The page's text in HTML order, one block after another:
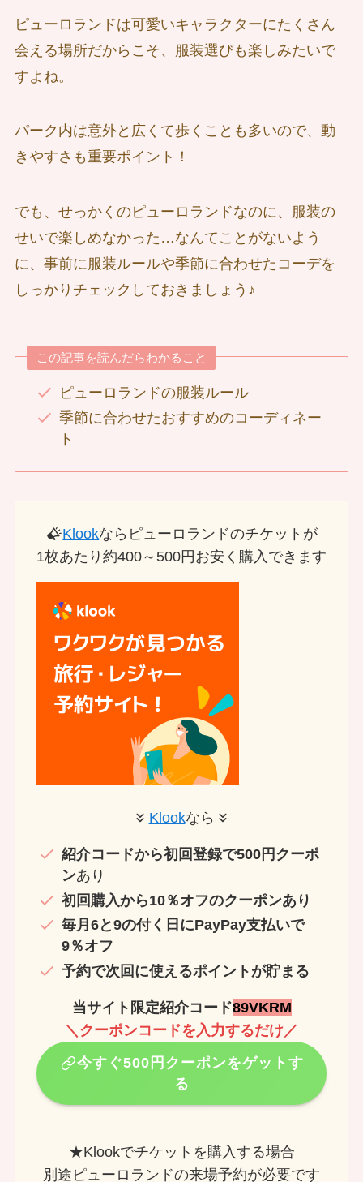
ピューロランドは可愛いキャラクターにたくさん
会える場所だからこそ、服装選びも楽しみたいで
すよね。
パーク内は意外と広くて歩くことも多いので、動
きやすさも重要ポイント！
でも、せっかくのピューロランドなのに、服装の
せいで楽しめなかった…なんてことがないよう
に、事前に服装ルールや季節に合わせたコーデを
しっかりチェックしておきましょう♪
この記事を読んだらわかること
ピューロランドの服装ルール
季節に合わせたおすすめのコーディネー
ト
Klookならピューロランドのチケットが
1枚あたり約400～500円お安く購入できます
Klookなら
紹介コードから初回登録で500円クーポ
ンあり
初回購入から10％オフのクーポンあり
毎月6と9の付く日にPayPay支払いで
9％オフ
予約で次回に使えるポイントが貯まる
当サイト限定紹介コード89VKRM
＼クーポンコードを入力するだけ／
今すぐ500円クーポンをゲットす
る
★Klookでチケットを購入する場合
別途ピューロランドの来場予約が必要です